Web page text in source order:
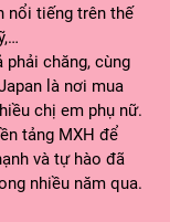
nổi tiếng trên thế
chăng, cùng
là nơi mua
chị em phụ nữ.
tảng MXH để
và tự hào đã
nhiều năm qua.